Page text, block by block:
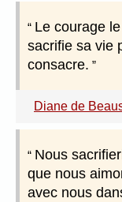
Le courage
sacrifie sa vie
consacre.
Diane de
Nous
que nous
avec nous